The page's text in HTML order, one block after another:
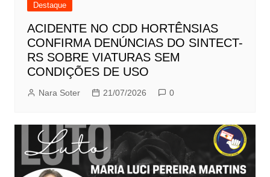
Destaque
ACIDENTE NO CDD HORTÊNSIAS
CONFIRMA DENÚNCIAS DO SINTECT-
RS SOBRE VIATURAS SEM
CONDIÇÕES DE USO
Nara Soter 21/07/2026 0